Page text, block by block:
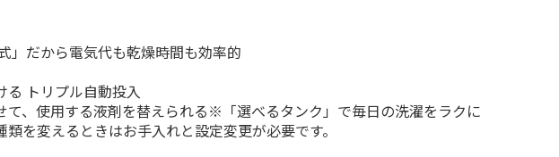
」だから電気代も乾燥時間も効率的
トリプル自動投入
て、使用する液剤を替えられる※「選べるタンク」で毎日の洗濯をラクに
を変えるときはお手入れと設定変更が必要です。